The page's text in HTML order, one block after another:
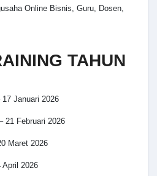
Online Bisnis, Guru, Dosen,
TAHUN
Januari 2026
21 Februari 2026
Maret 2026
April 2026